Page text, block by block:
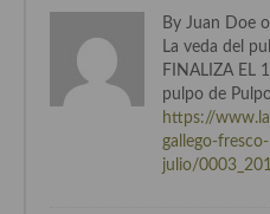
Entrantes
Gazpachos, salmorejos, sopas
By Juan Doe
La veda del
FINALIZA EL
pulpo de
https://
gallego-fresco-
julio/